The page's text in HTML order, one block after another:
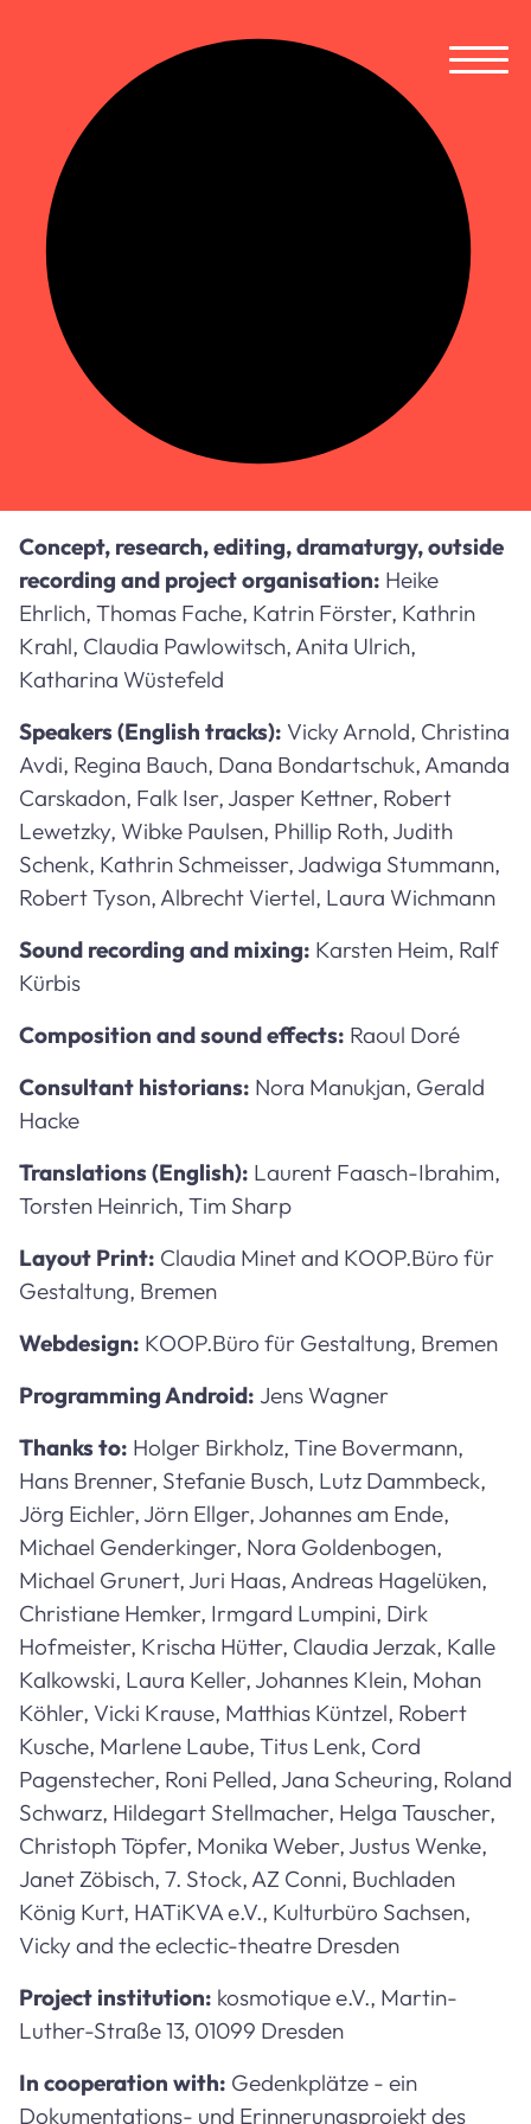
Concept, research, editing, dramaturgy, outside
recording and project organisation: Heike
Ehrlich, Thomas Fache, Katrin Förster, Kathrin
Krahl, Claudia Pawlowitsch, Anita Ulrich,
Katharina Wüstefeld
Speakers (English tracks): Vicky Arnold, Christina
Avdi, Regina Bauch, Dana Bondartschuk, Amanda
Carskadon, Falk Iser, Jasper Kettner, Robert
Lewetzky, Wibke Paulsen, Phillip Roth, Judith
Schenk, Kathrin Schmeisser, Jadwiga Stummann,
Robert Tyson, Albrecht Viertel, Laura Wichmann
Sound recording and mixing: Karsten Heim, Ralf
Kürbis
Composition and sound effects: Raoul Doré
Consultant historians: Nora Manukjan, Gerald
Hacke
Translations (English): Laurent Faasch-Ibrahim,
Torsten Heinrich, Tim Sharp
Layout Print: Claudia Minet and KOOP.Büro für
Gestaltung, Bremen
Webdesign: KOOP.Büro für Gestaltung, Bremen
Programming Android: Jens Wagner
Thanks to: Holger Birkholz, Tine Bovermann,
Hans Brenner, Stefanie Busch, Lutz Dammbeck,
Jörg Eichler, Jörn Ellger, Johannes am Ende,
Michael Genderkinger, Nora Goldenbogen,
Michael Grunert, Juri Haas, Andreas Hagelüken,
Christiane Hemker, Irmgard Lumpini, Dirk
Hofmeister, Krischa Hütter, Claudia Jerzak, Kalle
Kalkowski, Laura Keller, Johannes Klein, Mohan
Köhler, Vicki Krause, Matthias Küntzel, Robert
Kusche, Marlene Laube, Titus Lenk, Cord
Pagenstecher, Roni Pelled, Jana Scheuring, Roland
Schwarz, Hildegart Stellmacher, Helga Tauscher,
Christoph Töpfer, Monika Weber, Justus Wenke,
Janet Zöbisch, 7. Stock, AZ Conni, Buchladen
König Kurt, HATiKVA e.V., Kulturbüro Sachsen,
Vicky and the eclectic-theatre Dresden
Project institution: kosmotique e.V., Martin-
Luther-Straße 13, 01099 Dresden
In cooperation with: Gedenkplätze - ein
Dokumentations- und Erinnerungsprojekt des